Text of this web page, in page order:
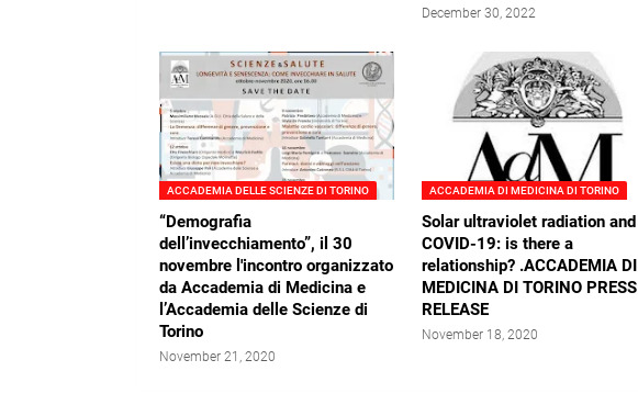
December 30, 2022
ACCADEMIA DELLE SCIENZE DI TORINO
“Demografia
dell’invecchiamento”, il 30
novembre l'incontro organizzato
da Accademia di Medicina e
l’Accademia delle Scienze di
Torino
November 21, 2020
ACCADEMIA DI MEDICINA DI TORINO
Solar ultraviolet radiation and
COVID-19: is there a
relationship? .ACCADEMIA DI
MEDICINA DI TORINO PRESS
RELEASE
November 18, 2020